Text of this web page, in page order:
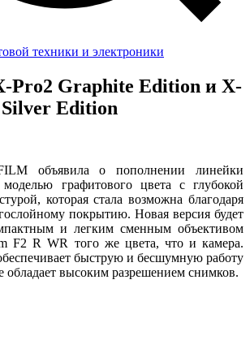
техники и электроники
Pro2 Graphite Edition и X-
Edition
объявила о пополнении линейки
моделью графитового цвета с глубокой
которая стала возможна благодаря
покрытию. Новая версия будет
и легким сменным объективом
F2 R WR того же цвета, что и камера.
быструю и бесшумную работу
обладает высоким разрешением снимков.